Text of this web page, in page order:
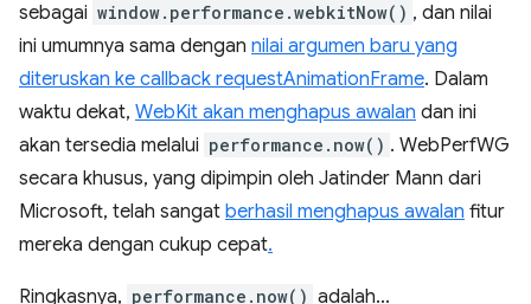
sebagai window.performance.webkitNow() , dan nilai
ini umumnya sama dengan nilai argumen baru yang
diteruskan ke callback requestAnimationFrame. Dalam
waktu dekat, WebKit akan menghapus awalan dan ini
akan tersedia melalui performance.now() . WebPerfWG
secara khusus, yang dipimpin oleh Jatinder Mann dari
Microsoft, telah sangat berhasil menghapus awalan fitur
mereka dengan cukup cepat.
Ringkasnya, performance.now() adalah...